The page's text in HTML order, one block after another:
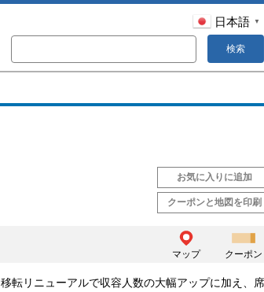
日本語 ▼
検索
お気に入りに追加
クーポンと地図を印刷
マップ クーポン
移転リニューアルで収容人数の大幅アップに加え、席